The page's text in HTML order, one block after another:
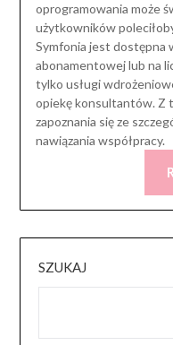
oprogramowania może
użytkowników
Symfonia jest dostępna
abonamentowej lub na
tylko usługi
opiekę konsultantów. Z
zapoznania się ze
nawiązania współpracy.
SZUKAJ